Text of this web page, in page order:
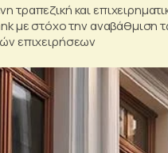
τραπεζική και
με στόχο την αναβάθμιση
επιχειρήσεων